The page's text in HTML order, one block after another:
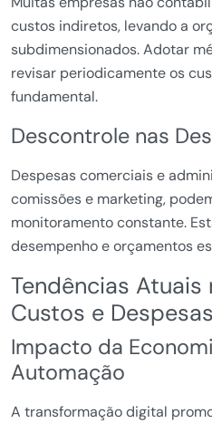
custos indiretos, levando a
subdimensionados. Adotar
revisar periodicamente os
fundamental.
Descontrole nas
Despesas comerciais e
comissões e marketing,
monitoramento constante.
desempenho e orçamentos
Tendências Atuais
Custos e
Impacto da
Automação
A transformação digital